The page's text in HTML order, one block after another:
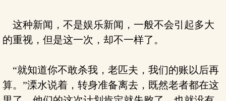
这种新闻，不是娱乐新闻，一般不会引起多大
的重视，但是这一次，却不一样了。
“就知道你不敢杀我，老匹夫，我们的账以后再
算。”溧水说着，转身准备离去，既然老者都在这